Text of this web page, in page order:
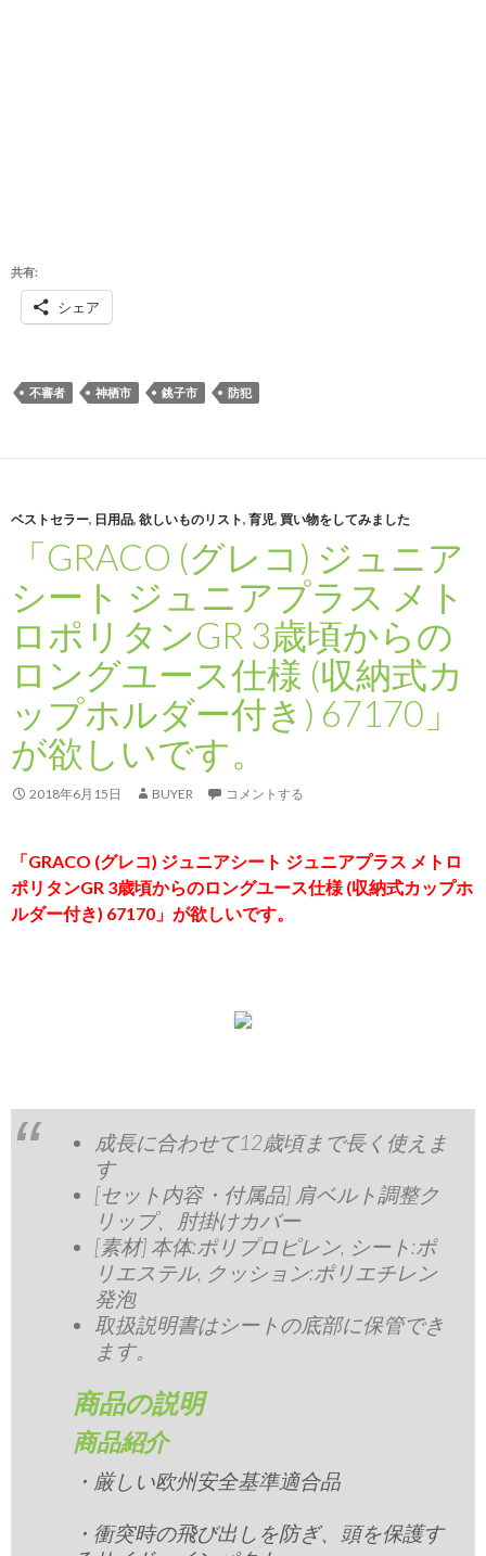
共有:
シェア
不審者 神栖市 銚子市 防犯
ベストセラー, 日用品, 欲しいものリスト, 育児, 買い物をしてみました
「GRACO (グレコ) ジュニア
シート ジュニアプラス メト
ロポリタンGR 3歳頃からの
ロングユース仕様 (収納式カ
ップホルダー付き) 67170」
が欲しいです。
2018年6月15日 BUYER コメントする
「GRACO (グレコ) ジュニアシート ジュニアプラス メトロ
ポリタンGR 3歳頃からのロングユース仕様 (収納式カップホ
ルダー付き) 67170」が欲しいです。
成長に合わせて12歳頃まで長く使えま
す
[セット内容・付属品] 肩ベルト調整ク
リップ、肘掛けカバー
[素材] 本体:ポリプロピレン, シート:ポ
リエステル, クッション:ポリエチレン
発泡
取扱説明書はシートの底部に保管でき
ます。
商品の説明
商品紹介
・厳しい欧州安全基準適合品
・衝突時の飛び出しを防ぎ、頭を保護す